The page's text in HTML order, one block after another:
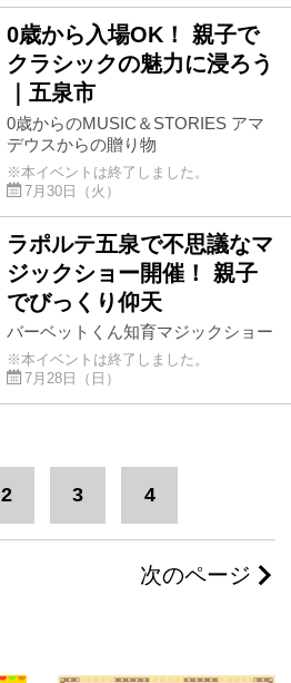
0歳から入場OK！ 親子で
クラシックの魅力に浸ろう
｜五泉市
0歳からのMUSIC＆STORIES アマ
デウスからの贈り物
※本イベントは終了しました。
7月30日（火）
ラポルテ五泉で不思議なマ
ジックショー開催！ 親子
でびっくり仰天
バーベットくん知育マジックショー
※本イベントは終了しました。
7月28日（日）
2 3 4
次のページ